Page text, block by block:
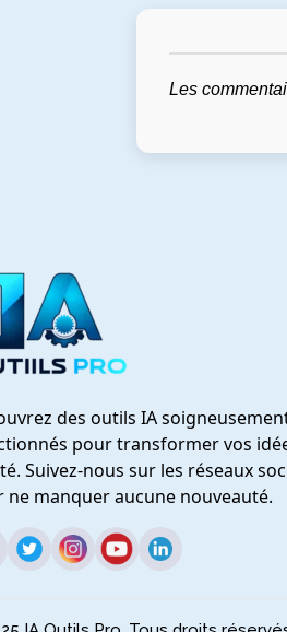
Les
des outils IA
pour transformer vos
Suivez-nous sur les réseaux
ne manquer aucune nouveauté.